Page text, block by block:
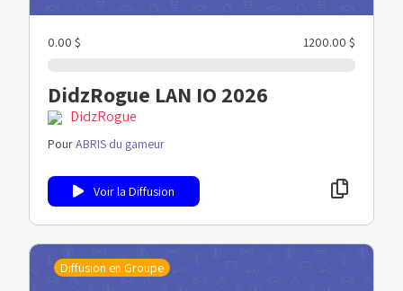
0.00 $ 1200.00 $
DidzRogue LAN IO 2026
DidzRogue
PourABRIS du gameur
Voir la Diffusion
Diffusion en Groupe